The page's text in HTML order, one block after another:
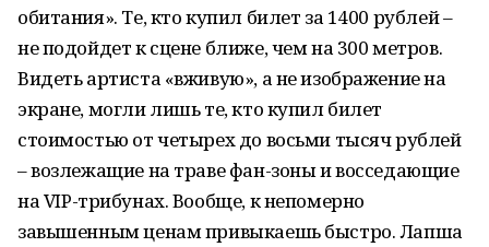
обитания». Те, кто купил билет за 1400 рублей –
не подойдет к сцене ближе, чем на 300 метров.
Видеть артиста «вживую», а не изображение на
экране, могли лишь те, кто купил билет
стоимостью от четырех до восьми тысяч рублей
– возлежащие на траве фан-зоны и восседающие
наVIP-трибунах. Вообще, к непомерно
завышенным ценам привыкаешь быстро. Лапша